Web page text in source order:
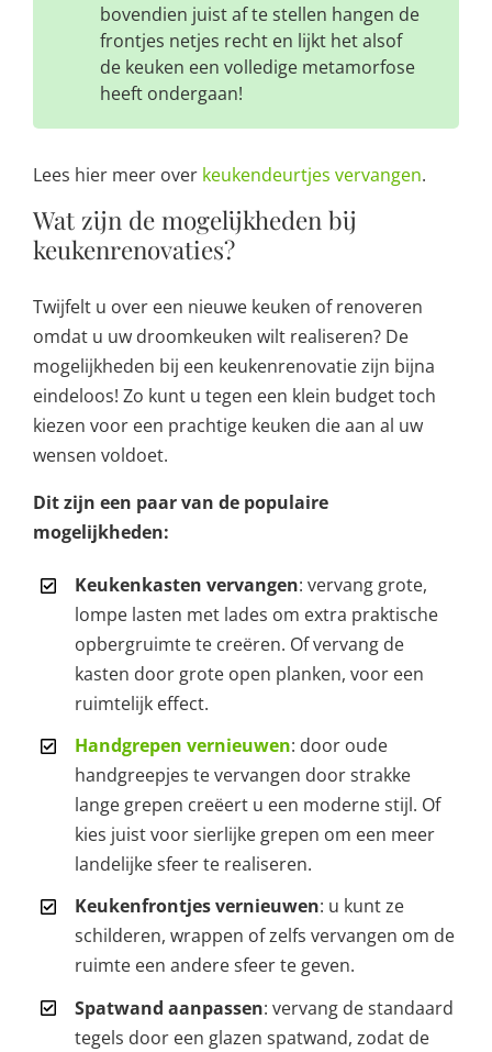
bovendien juist af te stellen hangen de
frontjes netjes recht en lijkt het alsof
de keuken een volledige metamorfose
heeft ondergaan!
Lees hier meer over keukendeurtjes vervangen.
Wat zijn de mogelijkheden bij
keukenrenovaties?
Twijfelt u over een nieuwe keuken of renoveren
omdat u uw droomkeuken wilt realiseren? De
mogelijkheden bij een keukenrenovatie zijn bijna
eindeloos! Zo kunt u tegen een klein budget toch
kiezen voor een prachtige keuken die aan al uw
wensen voldoet.
Dit zijn een paar van de populaire
mogelijkheden:
Keukenkasten vervangen: vervang grote,
lompe lasten met lades om extra praktische
opbergruimte te creëren. Of vervang de
kasten door grote open planken, voor een
ruimtelijk effect.
Handgrepen vernieuwen: door oude
handgreepjes te vervangen door strakke
lange grepen creëert u een moderne stijl. Of
kies juist voor sierlijke grepen om een meer
landelijke sfeer te realiseren.
Keukenfrontjes vernieuwen: u kunt ze
schilderen, wrappen of zelfs vervangen om de
ruimte een andere sfeer te geven.
Spatwand aanpassen: vervang de standaard
tegels door een glazen spatwand, zodat de